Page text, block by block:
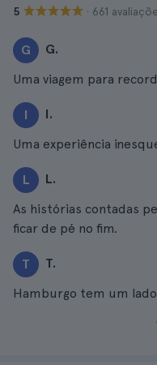
5 · 661
G G.
Uma viagem para
I I.
Uma experiência
L L.
As histórias contadas
ficar de pé no fim.
T T.
Hamburgo tem um